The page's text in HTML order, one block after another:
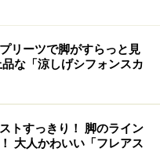
ップスと組み合わせて
がるのも、大人が着や
ーツスカートパンツ」
が、オンライン限定で
売されています。店舗で
リーツで脚がすらっと見
な「涼しげシフォンスカ
トすっきり！ 脚のライン
大人かわいい「フレアス